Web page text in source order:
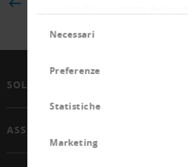
delNecessari
Preferenze
Statistiche
Marketing
SOLUZIONI
ASSOCIAZIONE